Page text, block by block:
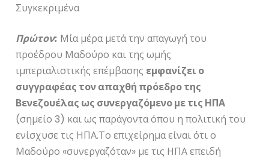
Συγκεκριμένα
Πρώτον: Μία μέρα μετά την απαγωγή του
προέδρου Μαδούρο και της ωμής
ιμπεριαλιστικής επέμβασης εμφανίζει ο
συγγραφέας τον απαχθή πρόεδρο της
Βενεζουέλας ως συνεργαζόμενο με τις ΗΠΑ
(σημείο 3) και ως παράγοντα όπου η πολιτική του
ενίσχυσε τις ΗΠΑ.Το επιχείρημα είναι ότι ο
Μαδούρο «συνεργαζόταν» με τις ΗΠΑ επειδή